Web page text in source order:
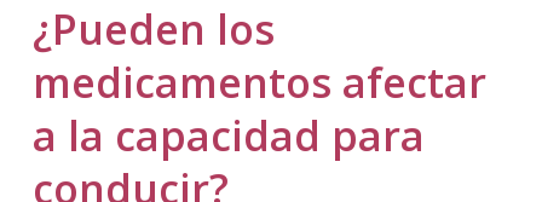
¿Pueden los
medicamentos afectar
a la capacidad para
conducir?